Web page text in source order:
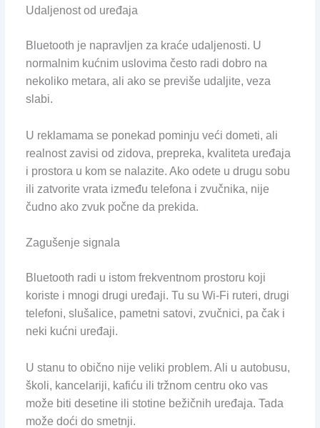
Udaljenost od uređaja
Bluetooth je napravljen za kraće udaljenosti. U
normalnim kućnim uslovima često radi dobro na
nekoliko metara, ali ako se previše udaljite, veza
slabi.
U reklamama se ponekad pominju veći dometi, ali
realnost zavisi od zidova, prepreka, kvaliteta uređaja
i prostora u kom se nalazite. Ako odete u drugu sobu
ili zatvorite vrata između telefona i zvučnika, nije
čudno ako zvuk počne da prekida.
Zagušenje signala
Bluetooth radi u istom frekventnom prostoru koji
koriste i mnogi drugi uređaji. Tu su Wi-Fi ruteri, drugi
telefoni, slušalice, pametni satovi, zvučnici, pa čak i
neki kućni uređaji.
U stanu to obično nije veliki problem. Ali u autobusu,
školi, kancelariji, kafiću ili tržnom centru oko vas
može biti desetine ili stotine bežičnih uređaja. Tada
može doći do smetnji.